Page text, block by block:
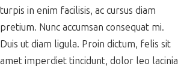
turpis in enim facilisis, ac cursus diam
pretium. Nunc accumsan consequat mi.
Duis ut diam ligula. Proin dictum, felis sit
amet imperdiet tincidunt, dolor leo lacinia